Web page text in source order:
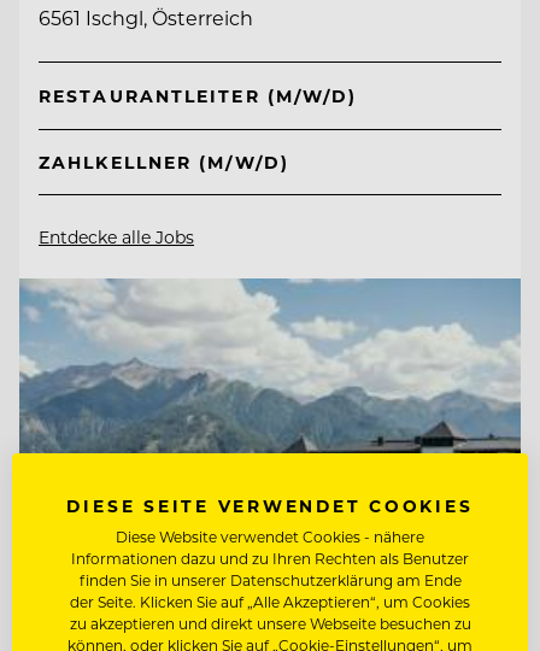
6561 Ischgl, Österreich
RESTAURANTLEITER (M/W/D)
ZAHLKELLNER (M/W/D)
Entdecke alle Jobs
DIESE SEITE VERWENDET COOKIES
Diese Website verwendet Cookies - nähere
Informationen dazu und zu Ihren Rechten als Benutzer
finden Sie in unserer Datenschutzerklärung am Ende
der Seite. Klicken Sie auf „Alle Akzeptieren“, um Cookies
zu akzeptieren und direkt unsere Webseite besuchen zu
können, oder klicken Sie auf „Cookie-Einstellungen“, um